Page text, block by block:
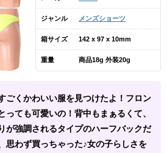
ジャンル メンズショーツ
箱サイズ 142 x 97 x 10mm
重量 商品18g 外装20g
ごくかわいい服を見つけたよ！フロン
っても可愛いの！背中もまぁるくて、
が強調されるタイプのハーフバックだ
思わず買っちゃった♪女の子らしさを